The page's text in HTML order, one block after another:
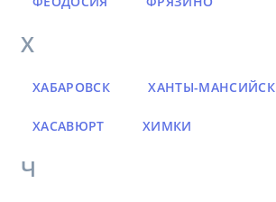
Х
ХАБАРОВСК ХАНТЫ-МАНСИЙСК
ХАСАВЮРТ ХИМКИ
Ч